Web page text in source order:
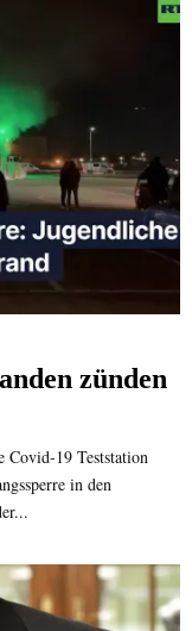
zünden
Covid-19 Teststation
in den